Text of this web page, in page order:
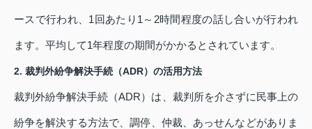
ースで行われ、1回あたり1～2時間程度の話し合いが行われ
ます。平均して1年程度の期間がかかるとされています。
2. 裁判外紛争解決手続（ADR）の活用方法
裁判外紛争解決手続（ADR）は、裁判所を介さずに民事上の
紛争を解決する方法で、調停、仲裁、あっせんなどがありま